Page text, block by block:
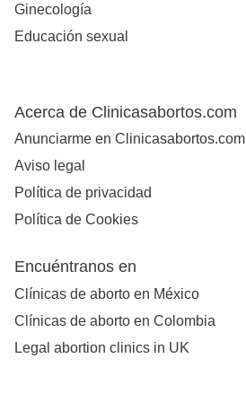
Ginecología
Educación sexual
Acerca de Clinicasabortos.com
Anunciarme en Clinicasabortos.com
Aviso legal
Política de privacidad
Política de Cookies
Encuéntranos en
Clínicas de aborto en México
Clínicas de aborto en Colombia
Legal abortion clinics in UK